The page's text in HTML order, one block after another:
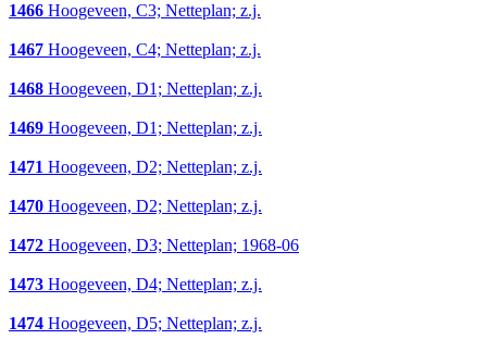
1466 Hoogeveen, C3; Netteplan; z.j.
1467 Hoogeveen, C4; Netteplan; z.j.
1468 Hoogeveen, D1; Netteplan; z.j.
1469 Hoogeveen, D1; Netteplan; z.j.
1471 Hoogeveen, D2; Netteplan; z.j.
1470 Hoogeveen, D2; Netteplan; z.j.
1472 Hoogeveen, D3; Netteplan; 1968-06
1473 Hoogeveen, D4; Netteplan; z.j.
1474 Hoogeveen, D5; Netteplan; z.j.